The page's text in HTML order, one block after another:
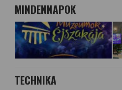
MINDENNAPOK
TECHNIKA